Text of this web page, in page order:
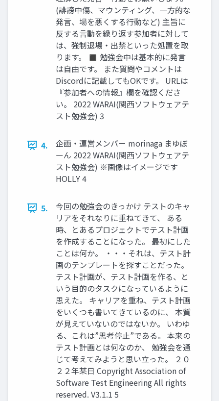
(誹謗中傷、マウンティング、一方的な
発言、場を悪くする行動など) 主旨に
反する言動を繰り返す参加者に対して
は、強制退場・出禁といった処置を取
ります。 ◼ 勉強会中は基本的に発言
は自由です。 また質問やコメントは
Discordに記載してもOKです。 URLは
『参加者への情報』欄を確認くださ
い。 2022 WARAI(関西ソフトウェアテ
スト勉強会) 3
4.
企画・運営メンバー morinaga まゆぼ
ーん 2022 WARAI(関西ソフトウェアテ
スト勉強会) ※画像はイメージです
HOLLY 4
5.
今回の勉強会のきっかけ テストのキャ
リアをそれなりに重ねてきて、 ある
時、とあるプロジェクトでテスト計画
を作成することになった。 最初にした
ことは何か。 ・・・それは、テスト計
画のテンプレートを探すことだった。
テスト計画が、テスト計画を作る、と
いう目的のタスクになっているように
思えた。 キャリアを重ね、テスト計画
をいくつも書いてきているのに、 本質
が見えていないのではないか。 いわゆ
る、これは”思考停止”である。 本来の
テスト計画とは何なのか、 勉強会を通
じて考えてみようと思い立った。 ２０
２２年某日 Copyright Association of
Software Test Engineering All rights
reserved. V3.1.1 5